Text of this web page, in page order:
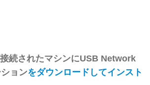
続されたマシンにUSB Network
ョンをダウンロードしてインスト